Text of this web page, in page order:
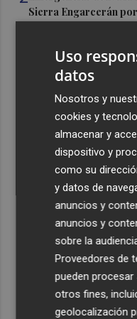
Sierra Engarcerán
viajeros procedentes
El homenaje a Ferran
Ferran Torres,
pueblo: "Allá donde
Recibe
Plaza
Uso
datos
Nosotros y
cookies y
almacenar y
dispositivo y
como su
y datos de
anuncios y
anuncios y
sobre la
Proveedores de
pueden
otros fines,
geolocalización